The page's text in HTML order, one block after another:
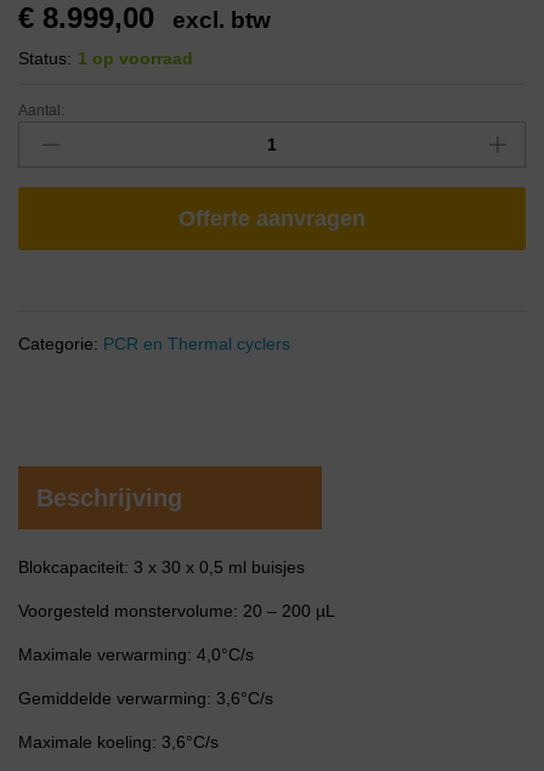
€ 8.999,00 excl. btw
Status: 1 op voorraad
Aantal:
Offerte aanvragen
Categorie: PCR en Thermal cyclers
Beschrijving
Blokcapaciteit: 3 x 30 x 0,5 ml buisjes
Voorgesteld monstervolume: 20 – 200 µL
Maximale verwarming: 4,0°C/s
Gemiddelde verwarming: 3,6°C/s
Maximale koeling: 3,6°C/s